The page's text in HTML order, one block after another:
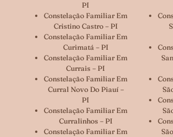
PI
Constelação Familiar Em
Cristino Castro – PI
Constelação Familiar Em
Curimatá – PI
Constelação Familiar Em
Currais – PI
Constelação Familiar Em
Curral Novo Do Piauí –
PI
Constelação Familiar Em
Curralinhos – PI
Constelação Familiar Em